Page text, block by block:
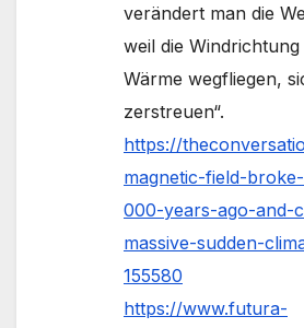
verändert man die
weil die Windrichtung
Wärme wegfliegen,
zerstreuen“.
https://
magnetic-field-
000-years-ago-and-
massive-sudden-
155580
https://www.futura-